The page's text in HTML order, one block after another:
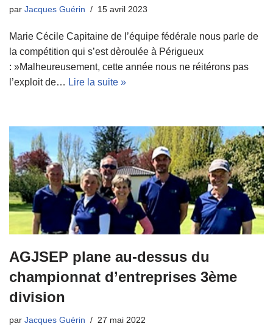
par Jacques Guérin 15 avril 2023
Marie Cécile Capitaine de l’équipe fédérale nous parle de
la compétition qui s’est dèroulée à Périgueux
: »Malheureusement, cette année nous ne réitérons pas
l’exploit de… Lire la suite »
AGJSEP plane au-dessus du
championnat d’entreprises 3ème
division
par Jacques Guérin 27 mai 2022